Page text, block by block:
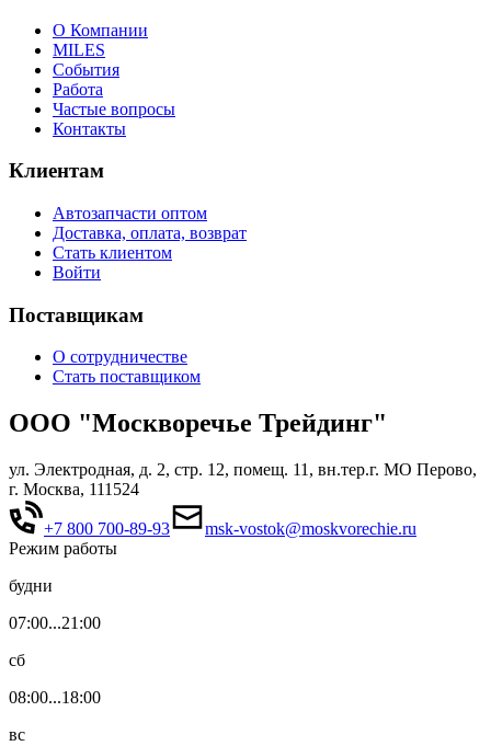
О Компании
MILES
События
Работа
Частые вопросы
Контакты
Клиентам
Автозапчасти оптом
Доставка, оплата, возврат
Стать клиентом
Войти
Поставщикам
О сотрудничестве
Стать поставщиком
ООО "Москворечье Трейдинг"
ул. Электродная, д. 2, стр. 12, помещ. 11, вн.тер.г. МО Перово,
г. Москва, 111524
+7 800 700-89-93
msk-vostok@moskvorechie.ru
Режим работы
будни
07:00...21:00
сб
08:00...18:00
вс